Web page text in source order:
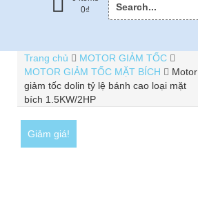
0₫
for:
Trang chủ
MOTOR GIẢM TỐC
MOTOR GIẢM TỐC MẶT BÍCH
Motor
giảm tốc dolin tỷ lệ bánh cao loại mặt
bích 1.5KW/2HP
Giảm giá!